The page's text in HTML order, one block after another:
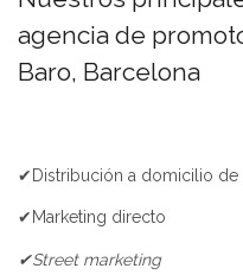
agencia de
Baro, Barcelona
✔Distribución a domicilio de
✔Marketing directo
✔Street marketing